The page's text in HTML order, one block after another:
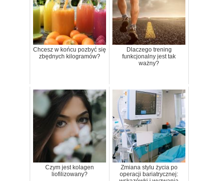
Chcesz w końcu pozbyć się
zbędnych kilogramów?
Dlaczego trening
funkcjonalny jest tak
ważny?
Czym jest kolagen
liofilizowany?
Zmiana stylu życia po
operacji bariatrycznej: